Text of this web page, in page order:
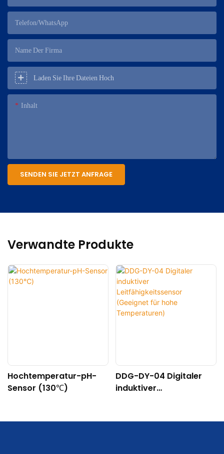
Telefon/WhatsApp
Name Der Firma
Laden Sie Ihre Dateien Hoch
Inhalt
SENDEN SIE JETZT ANFRAGE
Verwandte Produkte
Hochtemperatur-pH-
Sensor (130℃)
DDG-DY-04 Digitaler
induktiver
Temperaturen)